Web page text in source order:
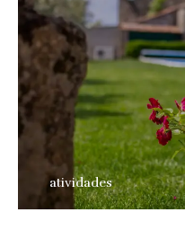
atividades